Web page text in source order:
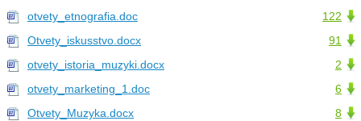
122
otvety_etnografia.doc
91
Otvety_iskusstvo.docx
2
otvety_istoria_muzyki.docx
6
otvety_marketing_1.doc
8
Otvety_Muzyka.docx